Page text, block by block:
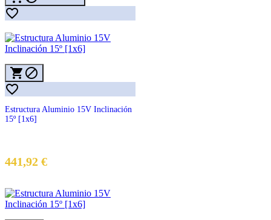

 

Estructura Aluminio 15V Inclinación
15º [1x6]
441,92 €